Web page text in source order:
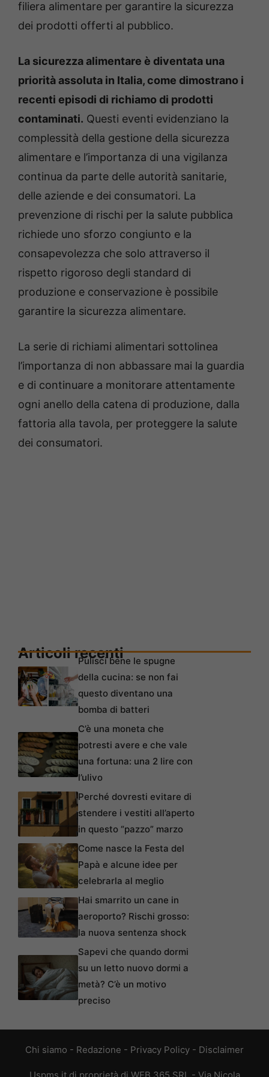
filiera alimentare per garantire la sicurezza
dei prodotti offerti al pubblico.
La sicurezza alimentare è diventata una
priorità assoluta in Italia, come dimostrano i
recenti episodi di richiamo di prodotti
contaminati. Questi eventi evidenziano la
complessità della gestione della sicurezza
alimentare e l’importanza di una vigilanza
continua da parte delle autorità sanitarie,
delle aziende e dei consumatori. La
prevenzione di rischi per la salute pubblica
richiede uno sforzo congiunto e la
consapevolezza che solo attraverso il
rispetto rigoroso degli standard di
produzione e conservazione è possibile
garantire la sicurezza alimentare.
La serie di richiami alimentari sottolinea
l’importanza di non abbassare mai la guardia
e di continuare a monitorare attentamente
ogni anello della catena di produzione, dalla
fattoria alla tavola, per proteggere la salute
dei consumatori.
Articoli recentiPulisci bene le spugne
della cucina: se non fai
questo diventano una
bomba di batteri
C’è una moneta che
potresti avere e che vale
una fortuna: una 2 lire con
l’ulivo
Perché dovresti evitare di
stendere i vestiti all’aperto
in questo “pazzo” marzo
Come nasce la Festa del
Papà e alcune idee per
celebrarla al meglio
Hai smarrito un cane in
aeroporto? Rischi grosso:
la nuova sentenza shock
Sapevi che quando dormi
su un letto nuovo dormi a
metà? C’è un motivo
preciso
Chi siamo - Redazione - Privacy Policy - Disclaimer
Uspms.it di proprietà di WEB 365 SRL - Via Nicola